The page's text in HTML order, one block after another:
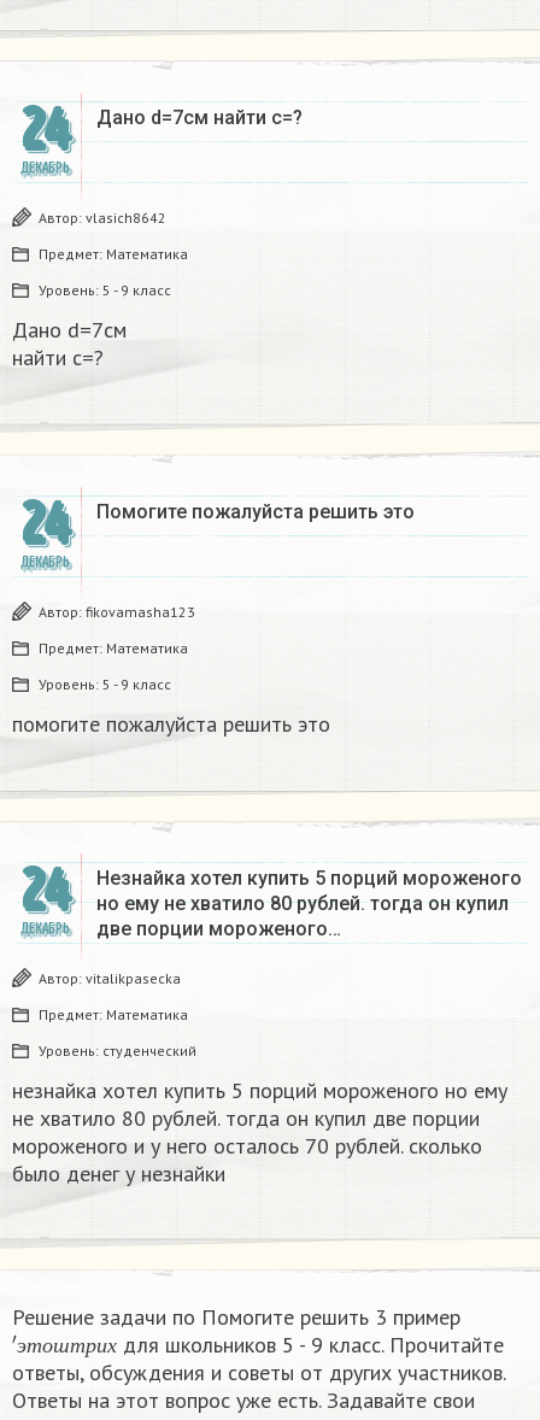
24
ДЕКАБРЬ
Дано d=7см найти с=?​
Автор: vlasich8642
Предмет: Математика
Уровень: 5 - 9 класс
Дано d=7см
найти с=?​
24
ДЕКАБРЬ
Помогите пожалуйста решить это
Автор: fikovamasha123
Предмет: Математика
Уровень: 5 - 9 класс
помогите пожалуйста решить это
24
ДЕКАБРЬ
Незнайка хотел купить 5 порций мороженого
но ему не хватило 80 рублей. тогда он купил
две порции мороженого…
Автор: vitalikpasecka
Предмет: Математика
Уровень: студенческий
незнайка хотел купить 5 порций мороженого но ему
не хватило 80 рублей. тогда он купил две порции
мороженого и у него осталось 70 рублей. сколько
было денег у незнайки
Решение задачи по Помогите решить 3 пример
э т о ш т р их
′ этоштри х для школьников 5 - 9 класс. Прочитайте
ответы, обсуждения и советы от других участников.
Ответы на этот вопрос уже есть. Задавайте свои